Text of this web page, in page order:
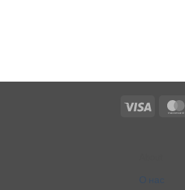
Visa
О нас